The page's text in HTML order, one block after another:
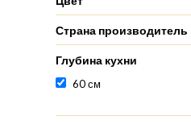
Страна производитель
Глубина кухни
60 см